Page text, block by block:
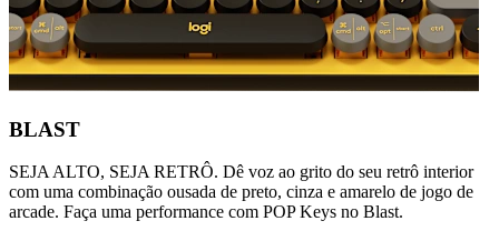
BLAST
SEJA ALTO, SEJA RETRÔ. Dê voz ao grito do seu retrô interior
com uma combinação ousada de preto, cinza e amarelo de jogo de
arcade. Faça uma performance com POP Keys no Blast.